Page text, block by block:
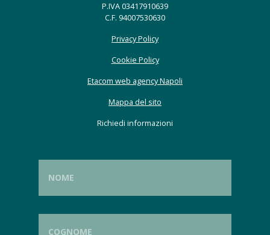
P.IVA 03417910639
C.F. 94007530630
Privacy Policy
Cookie Policy
Etacom web agency Napoli
Mappa del sito
Richiedi informazioni